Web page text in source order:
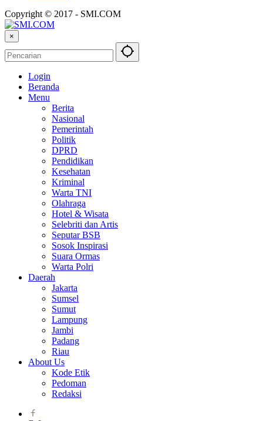
Copyright © 2017 - SMI.COM
×
Login
Beranda
Menu
Berita
Nasional
Pemerintah
Politik
DPRD
Pendidikan
Kesehatan
Kriminal
Warta TNI
Olahraga
Hotel & Wisata
Selebriti dan Artis
Seputar BSB
Sosok Inspirasi
Suara Ormas
Warta Polri
Daerah
Jakarta
Sumsel
Sumut
Lampung
Jambi
Padang
Riau
About Us
Kode Etik
Pedoman
Redaksi